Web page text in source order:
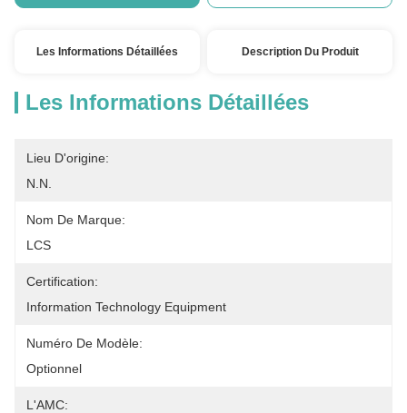
Les Informations Détaillées Description Du Produit
Les Informations Détaillées
Lieu D'origine:
N.N.
Nom De Marque:
LCS
Certification:
Information Technology Equipment
Numéro De Modèle:
Optionnel
L'AMC: